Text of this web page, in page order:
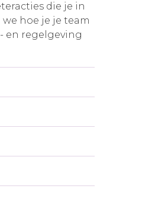
die je in
hoe je je team
en regelgeving